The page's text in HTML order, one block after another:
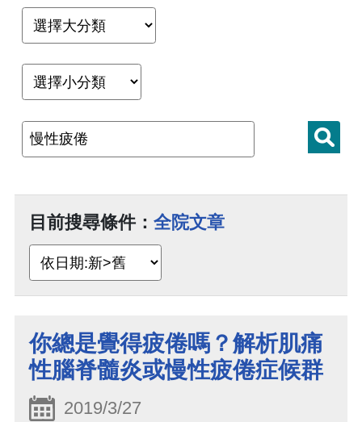
目前搜尋條件： 全院文章
你總是覺得疲倦嗎？解析肌痛
性腦脊髓炎或慢性疲倦症候群
2019/3/27